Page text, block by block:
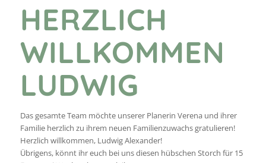
HERZLICH
WILLKOMMEN
LUDWIG
Das gesamte Team möchte unserer Planerin Verena und ihrer
Familie herzlich zu ihrem neuen Familienzuwachs gratulieren!
Herzlich willkommen, Ludwig Alexander!
Übrigens, könnt ihr euch bei uns diesen hübschen Storch für 15